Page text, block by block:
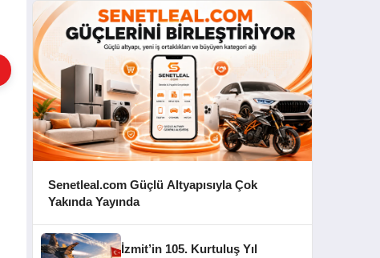
Senetleal.com Güçlü Altyapısıyla Çok
Yakında Yayında
İzmit’in 105. Kurtuluş Yıl